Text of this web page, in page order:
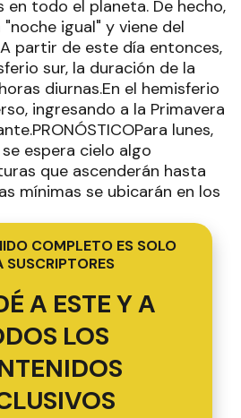
en todo el planeta. De hecho,
igual" y viene del
partir de este día entonces,
sur, la duración de la
diurnas.En el hemisferio
ingresando a la Primavera
lunes,
espera cielo algo
que ascenderán hasta
mínimas se ubicarán en los
COMPLETO ES SOLO
SUSCRIPTORES
A ESTE Y A
LOS